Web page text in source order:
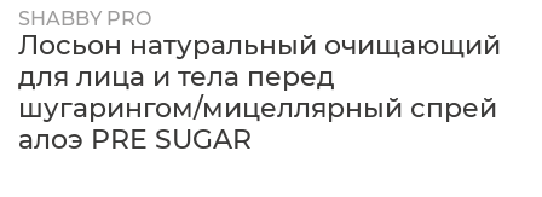
SHABBY PRO
Лосьон натуральный очищающий
для лица и тела перед
шугарингом/мицеллярный спрей
алоэ PRE SUGAR